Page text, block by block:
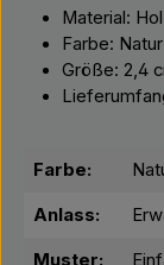
Material:
Farbe: Natur
Größe: 2,4
Farbe:
Anlass:
Muster: